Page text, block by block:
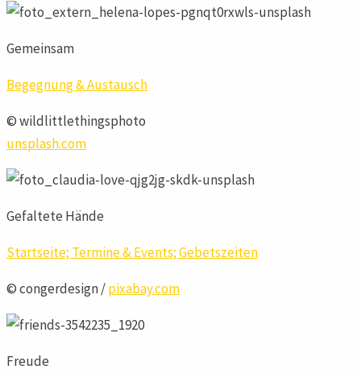
Gemeinsam
Begegnung & Austausch
© wildlittlethingsphoto
unsplash.com
Gefaltete Hände
Startseite; Termine & Events;Gebetszeiten
© congerdesign /pixabay.com
Freude